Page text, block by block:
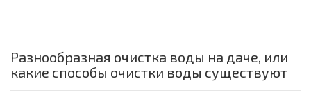
Разнообразная очистка воды на даче, или
какие способы очистки воды существуют